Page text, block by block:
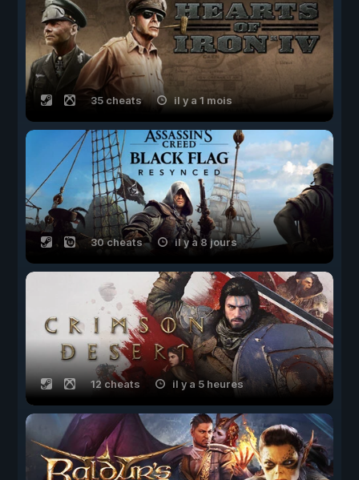
35 cheats il y a 1 mois
30 cheats il y a 8 jours
12 cheats il y a 5 heures